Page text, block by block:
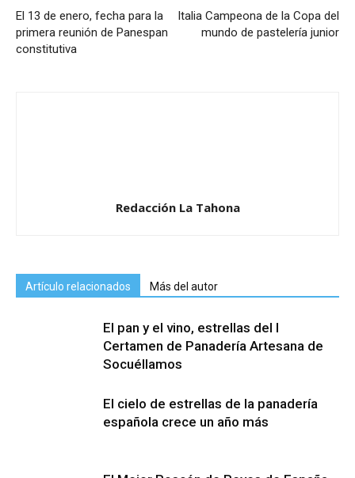
El 13 de enero, fecha para la
primera reunión de Panespan
constitutiva
Italia Campeona de la Copa del
mundo de pastelería junior
Redacción La Tahona
Artículo relacionados Más del autor
El pan y el vino, estrellas del I
Certamen de Panadería Artesana de
Socuéllamos
El cielo de estrellas de la panadería
española crece un año más